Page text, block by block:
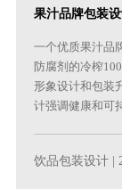
果汁品牌包装
一个优质果汁品
防腐剂的冷榨
形象设计和包装
计强调健康和可
饮品包装设计 |